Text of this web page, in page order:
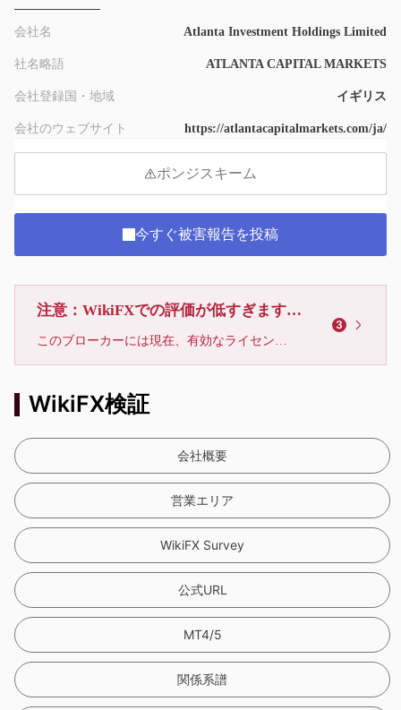
会社名 Atlanta Investment Holdings Limited
社名略語 ATLANTA CAPITAL MARKETS
会社登録国・地域 イギリス
会社のウェブサイト https://atlantacapitalmarkets.com/ja/
ポンジスキーム
今すぐ被害報告を投稿
注意：WikiFXでの評価が低すぎます、利用しないでください
このブローカーには現在、有効なライセンスが確認されていません。リスクにご注意下さい！
3
WikiFX検証
会社概要
営業エリア
WikiFX Survey
公式URL
MT4/5
関係系譜